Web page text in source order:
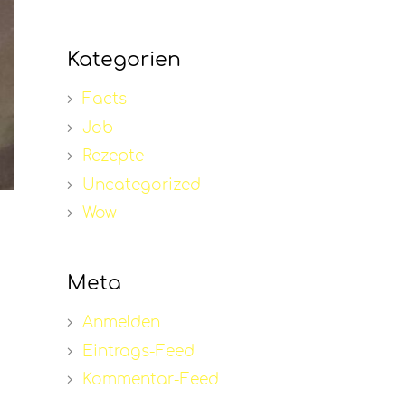
Kategorien
Facts
Job
Rezepte
Uncategorized
Wow
Meta
Anmelden
Eintrags-Feed
Kommentar-Feed